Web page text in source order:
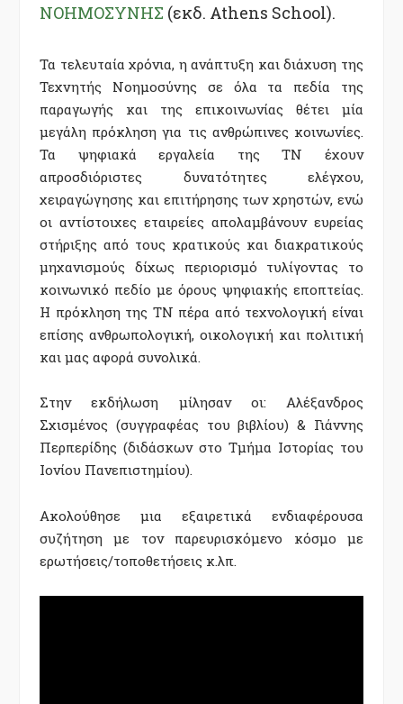
ΝΟΗΜΟΣΥΝΗΣ (εκδ. Athens School).
Τα τελευταία χρόνια, η ανάπτυξη και διάχυση της
Τεχνητής Νοημοσύνης σε όλα τα πεδία της
παραγωγής και της επικοινωνίας θέτει μία
μεγάλη πρόκληση για τις ανθρώπινες κοινωνίες.
Τα ψηφιακά εργαλεία της ΤΝ έχουν
απροσδιόριστες δυνατότητες ελέγχου,
χειραγώγησης και επιτήρησης των χρηστών, ενώ
οι αντίστοιχες εταιρείες απολαμβάνουν ευρείας
στήριξης από τους κρατικούς και διακρατικούς
μηχανισμούς δίχως περιορισμό τυλίγοντας το
κοινωνικό πεδίο με όρους ψηφιακής εποπτείας.
Η πρόκληση της ΤΝ πέρα από τεχνολογική είναι
επίσης ανθρωπολογική, οικολογική και πολιτική
και μας αφορά συνολικά.
Στην εκδήλωση μίλησαν οι: Αλέξανδρος
Σχισμένος (συγγραφέας του βιβλίου) & Γιάννης
Περπερίδης (διδάσκων στο Τμήμα Ιστορίας του
Ιονίου Πανεπιστημίου).
Ακολούθησε μια εξαιρετικά ενδιαφέρουσα
συζήτηση με τον παρευρισκόμενο κόσμο με
ερωτήσεις/τοποθετήσεις κ.λπ.